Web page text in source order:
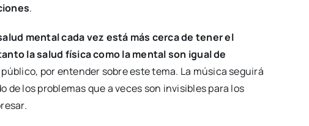
.
mental cada vez está más cerca de tener el
la salud física como la mental son igual de
por entender sobre este tema. La música seguirá
los problemas que a veces son invisibles para los